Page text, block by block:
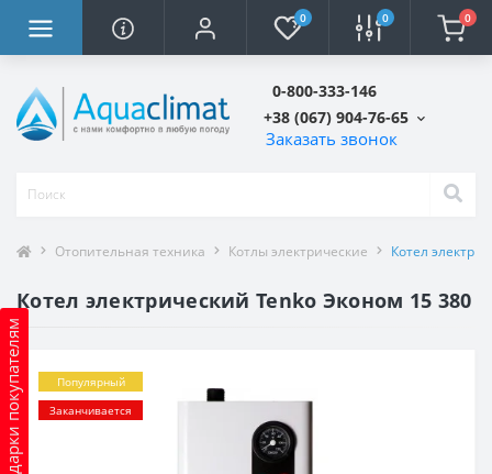
0 0 0
0-800-333-146
+38 (067) 904-76-65
Заказать звонок
Подарки покупателям
Отопительная техника Котлы электрические Котел
Котел электрический Tenko Эконом 15 380
Популярный
Заканчивается